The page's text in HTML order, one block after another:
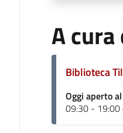
A cura
Biblioteca
Oggi aperto
09:30 - 19:00